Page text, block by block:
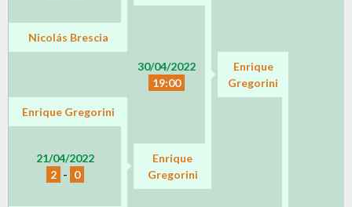
30/04/2022
19:00
Nicolás Brescia
Enrique
Gregorini
Enrique Gregorini
21/04/2022
2 - 0
Enrique
Gregorini